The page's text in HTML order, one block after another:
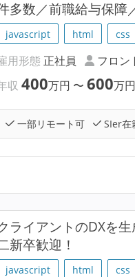
多数／前職給与保障
javascript html css
用形態 正社員 フロン
収400万円 〜600万円
一部リモート可 SIer在
ライアントのDXを
新卒歓迎！
javascript html css